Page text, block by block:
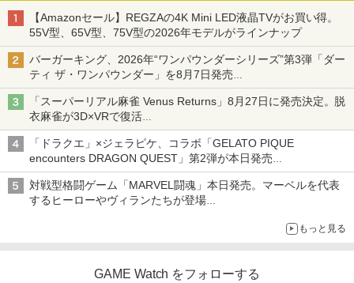
【Amazonセール】REGZAの4K Mini LED液晶TVがお買い得。
55V型、65V型、75V型の2026年モデルがラインナップ
バーガーキング、2026年“ワンパウンダーシリーズ”第3弾「ダー
ティ ザ・ワンパウンダー」を8月7日発売
「特製ガーリックマヨソース」を使用した超大型チーズバーガー
「スーパーリアル麻雀 Venus Returns」8月27日に発売決定。脱
衣麻雀が3D×VRで復活
発売から2週間は20%オフになるセールが実施
「ドラクエ」×ジェラピケ、コラボ「GELATO PIQUE
encounters DRAGON QUEST」第2弾が本日発売
アイスカップに入ったスライムやわたぼう、ベビーサタンなどが
オリジナルアートで登場
対戦型格闘ゲーム「MARVEL闘魂」本日発売。マーベルを代表
するヒーローやヴィランたちが登場
もっと見る
GAME Watch をフォローする